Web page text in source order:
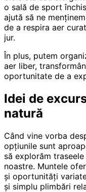
o sală de sport
ajută să ne
de a respira aer
jur.
În plus, putem
aer liber,
oportunitate de a
Idei de
natură
Când vine vorba
opțiunile sunt
să explorăm
noastre. Muntele
și oportunități
și simplu plimbări